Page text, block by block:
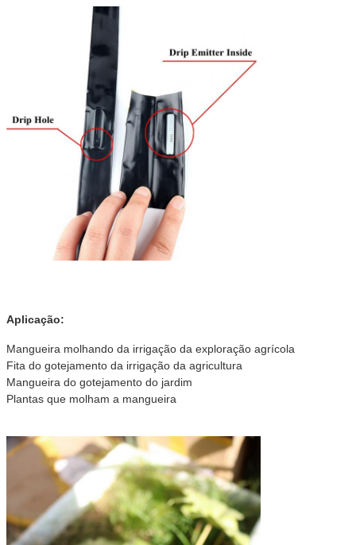
Aplicação:
Mangueira molhando da irrigação da exploração agrícola
Fita do gotejamento da irrigação da agricultura
Mangueira do gotejamento do jardim
Plantas que molham a mangueira